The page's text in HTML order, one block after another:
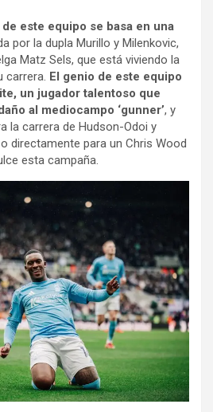
este equipo se basa en una
por la dupla Murillo y Milenkovic,
Matz Sels, que está viviendo la
carrera. El genio de este equipo
un jugador talentoso que
al mediocampo ‘gunner’, y
la carrera de Hudson-Odoi y
directamente para un Chris Wood
esta campaña.